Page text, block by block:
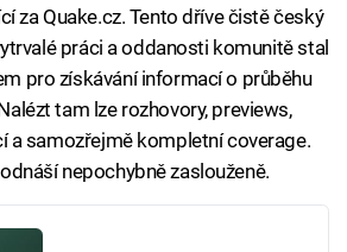
za Quake.cz. Tento dříve čistě český
práci a oddanosti komunitě stal
pro získávání informací o průběhu
tam lze rozhovory, previews,
a samozřejmě kompletní coverage.
nepochybně zaslouženě.